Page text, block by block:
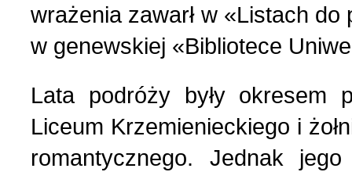
wrażenia zawarł w «Listach
w genewskiej «Bibliotece
Lata podróży były okresem
Liceum Krzemienieckiego i
romantycznego. Jednak